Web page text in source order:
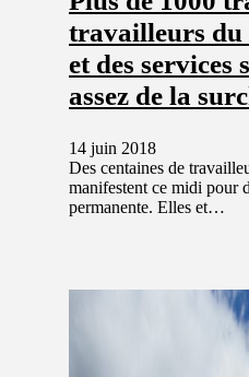
travailleurs du
et des services
assez de la
14 juin 2018
Des centaines de
manifestent ce midi pour
permanente. Elles et…